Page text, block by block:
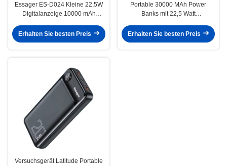
Essager ES-D024 Kleine 22,5W
Digitalanzeige 10000 mAh
integriertem Kabel
Erhalten Sie besten Preis
Portable 30000 MAh Power
Banks mit 22,5 Watt
Ausgabe
Erhalten Sie besten Preis
Versuchsgerät Latitude Portable